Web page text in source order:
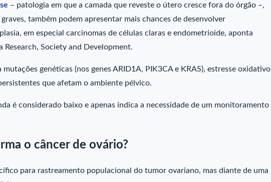
– patologia em que a camada que reveste o útero cresce fora do órgão –,
também podem apresentar mais chances de desenvolver
em especial carcinomas de células claras e endometrioide, aponta
Society and Development.
mutações genéticas (nos genes ARID1A, PIK3CA e KRAS), estresse oxidativo
que afetam o ambiente pélvico.
é considerado baixo e apenas indica a necessidade de um monitoramento
o câncer de ovário?
para rastreamento populacional do tumor ovariano, mas diante de uma